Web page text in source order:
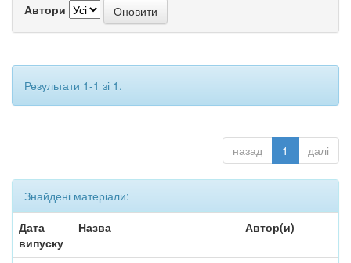
Автори
Результати 1-1 зі 1.
назад 1 далі
Знайдені матеріали:
Дата
випуску
Назва Автор(и)